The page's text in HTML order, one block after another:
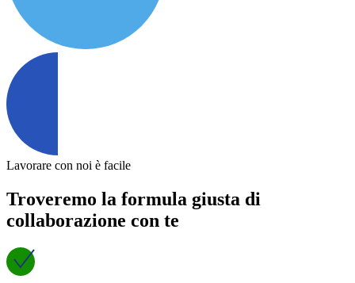
Lavorare con noi è facile
Troveremo la formula giusta di
collaborazione con te